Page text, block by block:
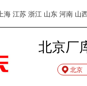
海 江苏 浙江 山东 河南 山
北京厂
北京